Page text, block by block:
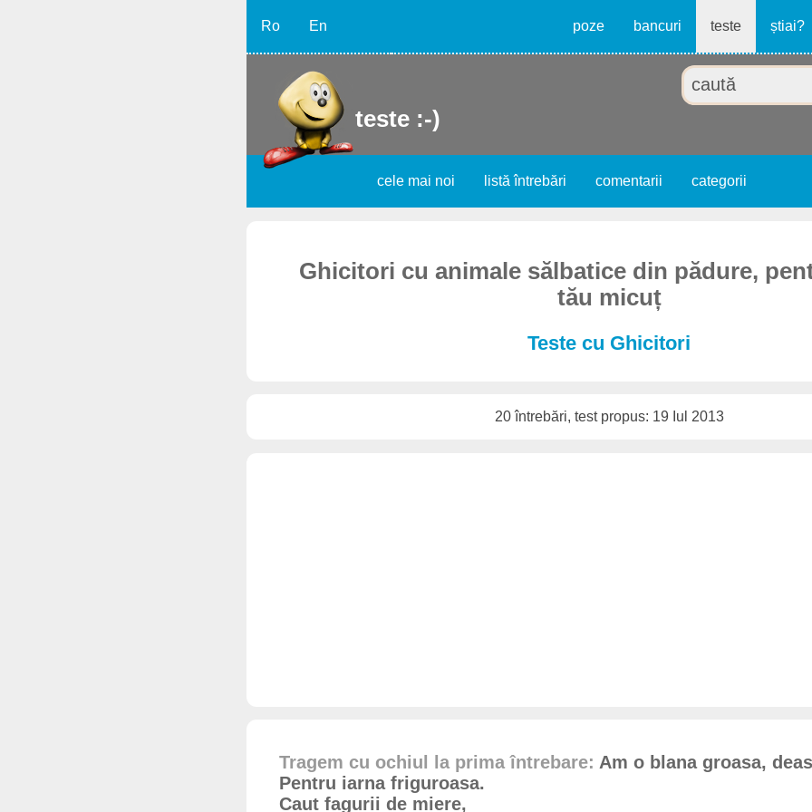
Ro En poze bancuri teste știai?
teste :-)
cele mai noi listă întrebări comentarii categorii
Ghicitori cu animale sălbatice din pădure,
tău micuț
Teste cu Ghicitori
20 întrebări, test propus: 19 Iul 2013
Tragem cu ochiul la prima întrebare: Am o blana groasa,
Pentru iarna friguroasa.
Caut fagurii de miere,